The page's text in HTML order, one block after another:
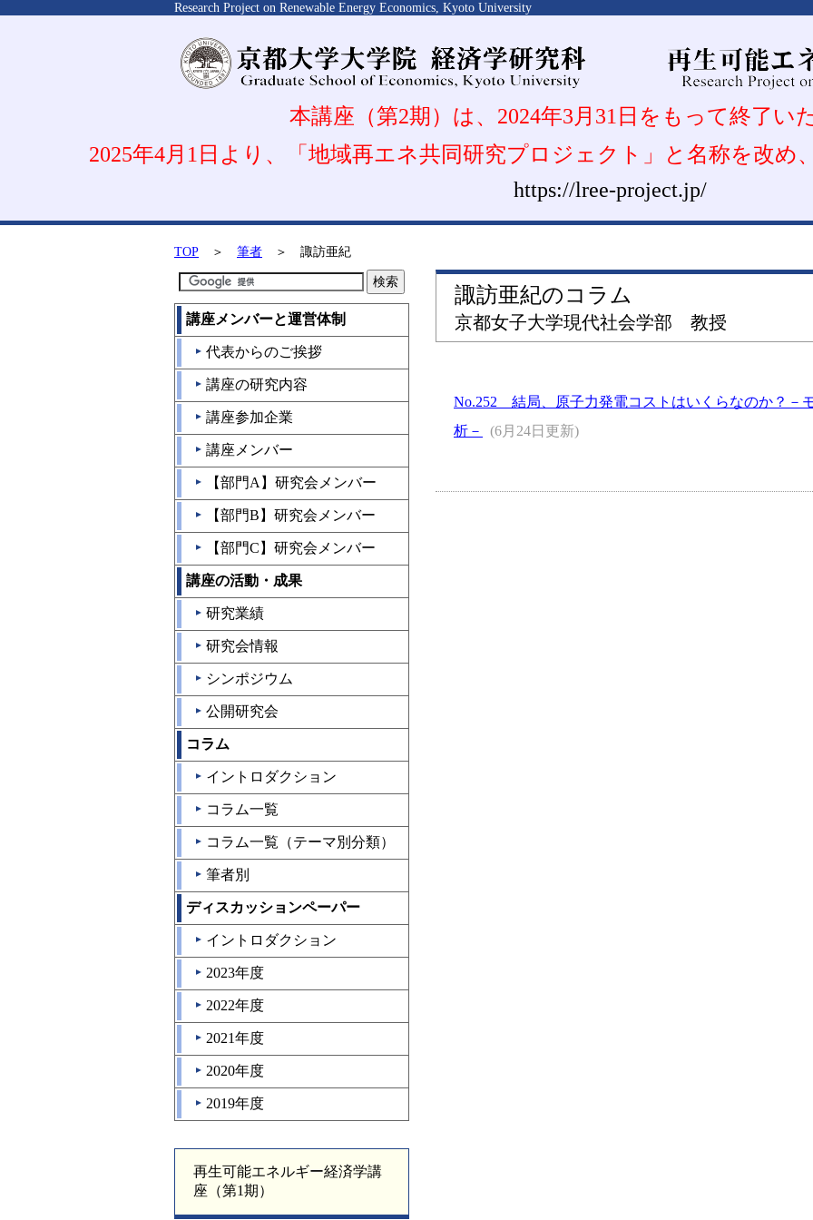
Research Project on Renewable Energy Economics, Kyoto University
本講座（第2期）は、2024年3月31日をもって終了い
2025年4月1日より、「地域再エネ共同研究プロジェクト」と名称を改め
https://lree-project.jp/
TOP ＞ 筆者 ＞ 諏訪亜紀
講座メンバーと運営体制
▲ 代表からのご挨拶
▲ 講座の研究内容
▲ 講座参加企業
▲ 講座メンバー
▲ 【部門A】研究会メンバー
▲ 【部門B】研究会メンバー
▲ 【部門C】研究会メンバー
講座の活動・成果
▲ 研究業績
▲ 研究会情報
▲ シンポジウム
▲ 公開研究会
コラム
▲ イントロダクション
▲ コラム一覧
▲ コラム一覧（テーマ別分類）
▲ 筆者別
ディスカッションペーパー
▲ イントロダクション
▲ 2023年度
▲ 2022年度
▲ 2021年度
▲ 2020年度
▲ 2019年度
再生可能エネルギー経済学講
座（第1期）
諏訪亜紀のコラム
京都女子大学現代社会学部 教授
No.252 結局、原子力発電コストはいくらなのか？－
析－
(6月24日更新)